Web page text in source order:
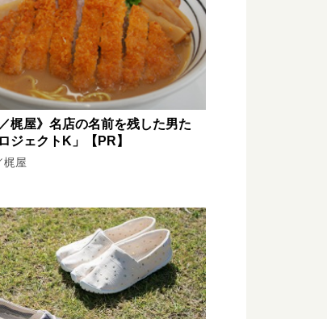
イベント
クール
梶屋》名店の名前を残した男た
ジェクトK」【PR】
屋